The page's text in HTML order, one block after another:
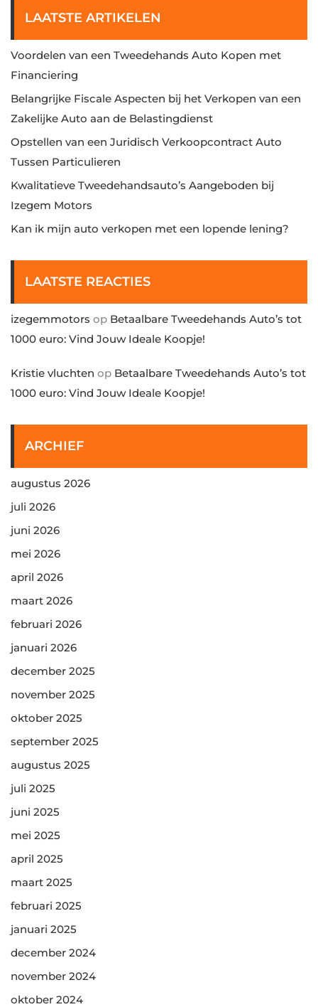
LAATSTE ARTIKELEN
Voordelen van een Tweedehands Auto Kopen met
Financiering
Belangrijke Fiscale Aspecten bij het Verkopen van een
Zakelijke Auto aan de Belastingdienst
Opstellen van een Juridisch Verkoopcontract Auto
Tussen Particulieren
Kwalitatieve Tweedehandsauto’s Aangeboden bij
Izegem Motors
Kan ik mijn auto verkopen met een lopende lening?
LAATSTE REACTIES
izegemmotors op Betaalbare Tweedehands Auto’s tot
1000 euro: Vind Jouw Ideale Koopje!
Kristie vluchten op Betaalbare Tweedehands Auto’s tot
1000 euro: Vind Jouw Ideale Koopje!
ARCHIEF
augustus 2026
juli 2026
juni 2026
mei 2026
april 2026
maart 2026
februari 2026
januari 2026
december 2025
november 2025
oktober 2025
september 2025
augustus 2025
juli 2025
juni 2025
mei 2025
april 2025
maart 2025
februari 2025
januari 2025
december 2024
november 2024
oktober 2024